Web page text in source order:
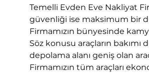
Temelli Evden Eve Nakliyat
güvenliği ise maksimum bir
Firmamızın bünyesinde
Söz konusu araçların bakımı
depolama alanı geniş olan
Firmamızın tüm araçları